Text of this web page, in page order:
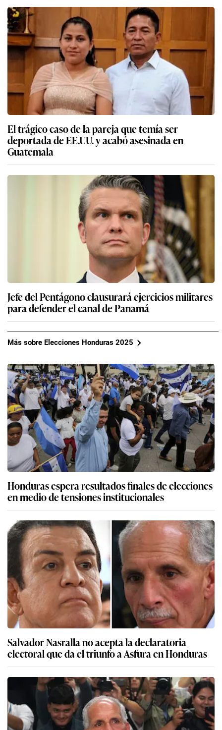
El trágico caso de la pareja que temía ser
deportada de EE.UU. y acabó asesinada en
Guatemala
Jefe del Pentágono clausurará ejercicios militares
para defender el canal de Panamá
Más sobre Elecciones Honduras 2025
Honduras espera resultados finales de elecciones
en medio de tensiones institucionales
Salvador Nasralla no acepta la declaratoria
electoral que da el triunfo a Asfura en Honduras